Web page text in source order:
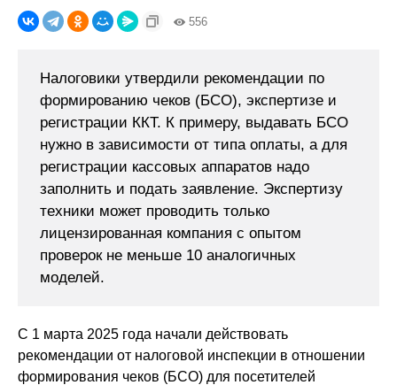
556
Налоговики утвердили рекомендации по
формированию чеков (БСО), экспертизе и
регистрации ККТ. К примеру, выдавать БСО
нужно в зависимости от типа оплаты, а для
регистрации кассовых аппаратов надо
заполнить и подать заявление. Экспертизу
техники может проводить только
лицензированная компания с опытом
проверок не меньше 10 аналогичных
моделей.
С 1 марта 2025 года начали действовать
рекомендации от налоговой инспекции в отношении
формирования чеков (БСО) для посетителей